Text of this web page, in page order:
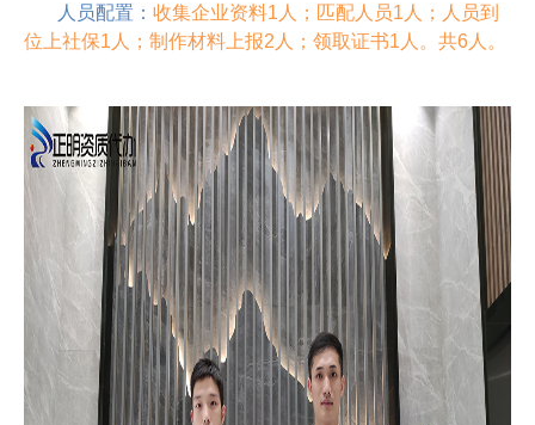
人员配置： 收集企业资料1人；匹配人员1人；人员到
位上社保1人；制作材料上报2人；领取证书1人。共6人。